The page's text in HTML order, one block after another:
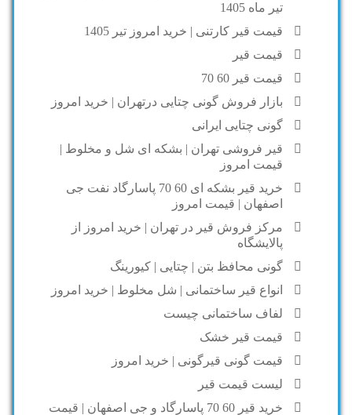
تیر ماه 1405
قیمت قیر کارتنی | خرید امروز تیر 1405
قیمت قیر
قیمت قیر 60 70
بازار فروش گونی چتایی درتهران | خرید امروز
گونی چتایی ایرانی
قیر فروشی تهران | بشکه ای شل و مخلوط |
قیمت امروز
خرید قیر بشکه ای 60 70 پاسارگاد نفت جی
اصفهان | قیمت امروز
مرکز فروش قیر در تهران | خرید امروز از
پالایشگاه
گونی محافظ بتن | چتایی | کیورینگ
انواع قیر ساختمانی | شل مخلوط | خرید امروز
لفاف ساختمانی چیست
قیمت قیر خشک
قیمت گونی قیرگونی | خرید امروز
لیست قیمت قیر
خرید قیر 60 70 پاسارگاد و جی اصفهان | قیمت